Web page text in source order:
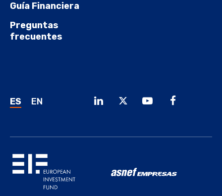
Guía Financiera
Preguntas
frecuentes
ES EN